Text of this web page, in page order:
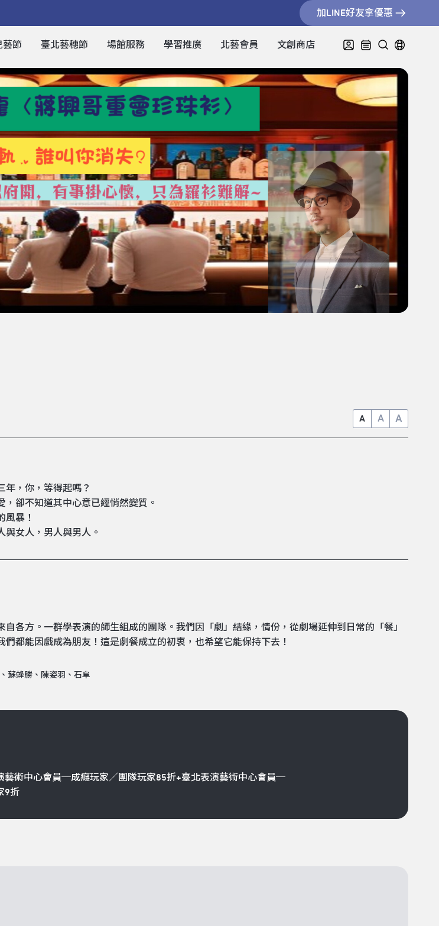
加LINE好友拿優惠
藝節 臺北藝穗節 場館服務 學習推廣 北藝會員 文創商店
A A A
年，你，等得起嗎？
卻不知道其中心意已經悄然變質。
風暴！
與女人，男人與男人。
自各方。一群學表演的師生組成的團隊。我們因「劇」結緣，情份，從劇場延伸到日常的「餐」
們都能因戲成為朋友！這是劇餐成立的初衷，也希望它能保持下去！
蘇蜂勝、陳姿羽、石阜
藝術中心會員─成癮玩家／團隊玩家85折+臺北表演藝術中心會員─
9折